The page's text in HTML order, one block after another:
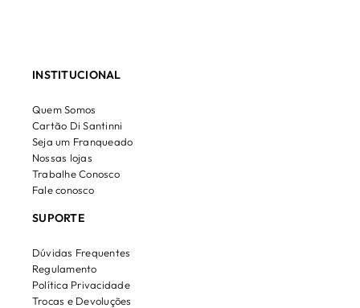
INSTITUCIONAL
Quem Somos
Cartão Di Santinni
Seja um Franqueado
Nossas lojas
Trabalhe Conosco
Fale conosco
SUPORTE
Dúvidas Frequentes
Regulamento
Política Privacidade
Trocas e Devoluções